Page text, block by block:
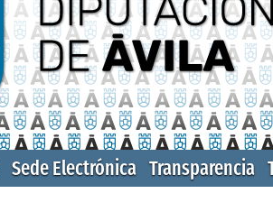
Sede Electrónica Transparencia